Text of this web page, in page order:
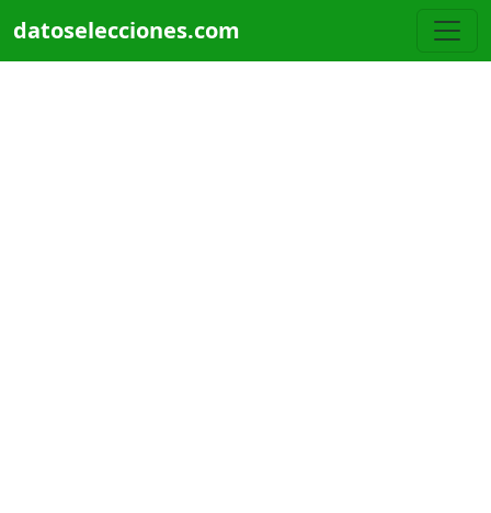
datoselecciones.com